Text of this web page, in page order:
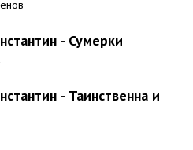
- Сумерки
- Таинственна и